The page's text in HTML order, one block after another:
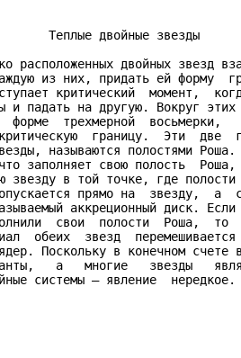
Теплые двойные звезды
расположенных двойных звезд
из них, придать ей форму
критический  момент,
и падать на другую. Вокруг
форме  трехмерной  восьмерки,
границу.  Эти  две
называются полостями
заполняет свою полость
звезду в той точке, где
прямо на  звезду,  а
аккреционный диск.
свои  полости  Роша,  то
обеих  звезд
Поскольку в конечном счете
а   многие   звезды
системы – явление